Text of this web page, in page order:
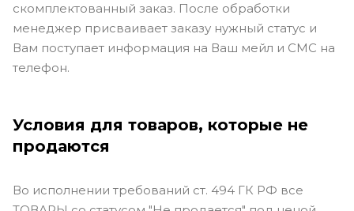
скомплектованный заказ. После обработки
менеджер присваивает заказу нужный статус и
Вам поступает информация на Ваш мейл и СМС на
телефон.
Условия для товаров, которые не
продаются
Во исполнении требований ст. 494 ГК РФ все